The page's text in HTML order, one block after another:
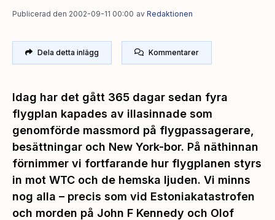
Publicerad den 2002-09-11 00:00 av Redaktionen
Dela detta inlägg Kommentarer
Idag har det gått 365 dagar sedan fyra
flygplan kapades av illasinnade som
genomförde massmord på flygpassagerare,
besättningar och New York-bor. På näthinnan
förnimmer vi fortfarande hur flygplanen styrs
in mot WTC och de hemska ljuden. Vi minns
nog alla – precis som vid Estoniakatastrofen
och morden på John F Kennedy och Olof